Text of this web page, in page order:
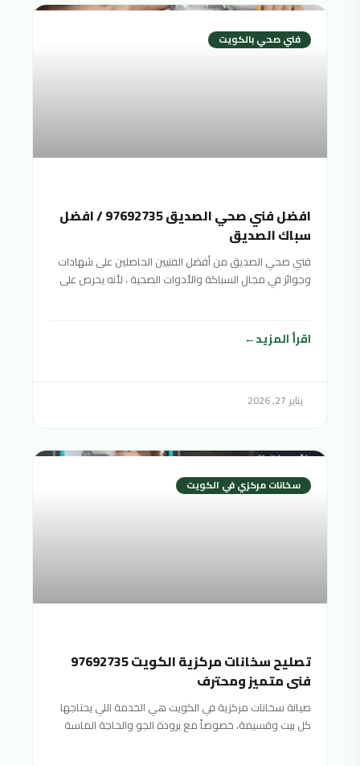
فني صحي بالكويت
افضل فني صحي الصديق 97692735 / افضل
سباك الصديق
فني صحي الصديق من أفضل الفنيين الحاصلين على شهادات
وجوائز في مجال السباكة والأدوات الصحية ، لأنه يحرص على
الصحية. شرائح المجتمع
اقرأ المزيد
يناير 27, 2026
سخانات مركزي في الكويت
تصليح سخانات مركزية الكويت 97692735
فني متميز ومحترف
صيانة سخانات مركزية في الكويت هي الخدمة اللي يحتاجها
كل بيت وقسيمة، خصوصاً مع برودة الجو والحاجة الماسة